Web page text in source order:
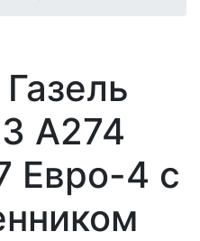
А274
Евро-4 с